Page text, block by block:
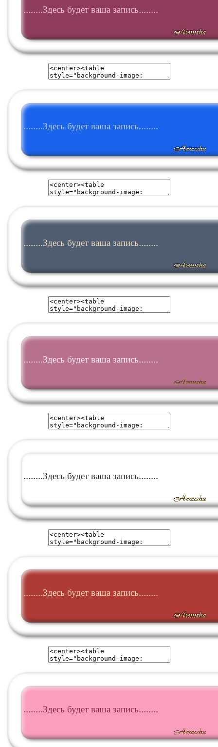
........Здесь будет ваша запись........
........Здесь будет ваша запись........
........Здесь будет ваша запись........
........Здесь будет ваша запись........
........Здесь будет ваша запись........
........Здесь будет ваша запись........
........Здесь будет ваша запись........